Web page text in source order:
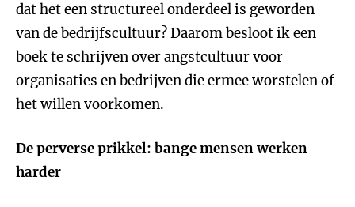
dat het een structureel onderdeel is geworden
van de bedrijfscultuur? Daarom besloot ik een
boek te schrijven over angstcultuur voor
organisaties en bedrijven die ermee worstelen of
het willen voorkomen.
De perverse prikkel: bange mensen werken
harder